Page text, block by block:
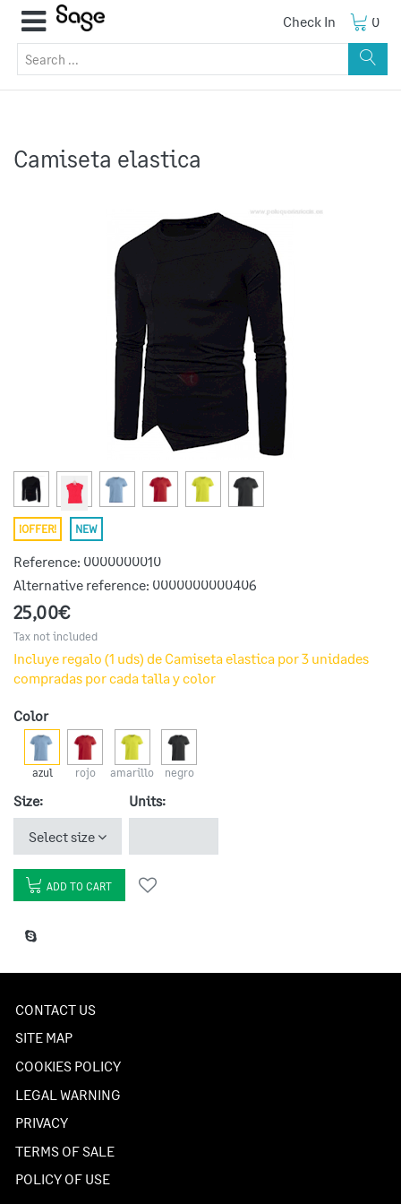
Check In 0
Camiseta elastica
¡OFFER! NEW
Reference: 0000000010
Alternative reference: 0000000000406
25,00€
Tax not included
Incluye regalo (1 uds) de Camiseta elastica por 3 unidades
compradas por cada talla y color
Color
azul rojo amarillo negro
Size:
Select size
Units:
ADD TO CART
CONTACT US
SITE MAP
COOKIES POLICY
LEGAL WARNING
PRIVACY
TERMS OF SALE
POLICY OF USE